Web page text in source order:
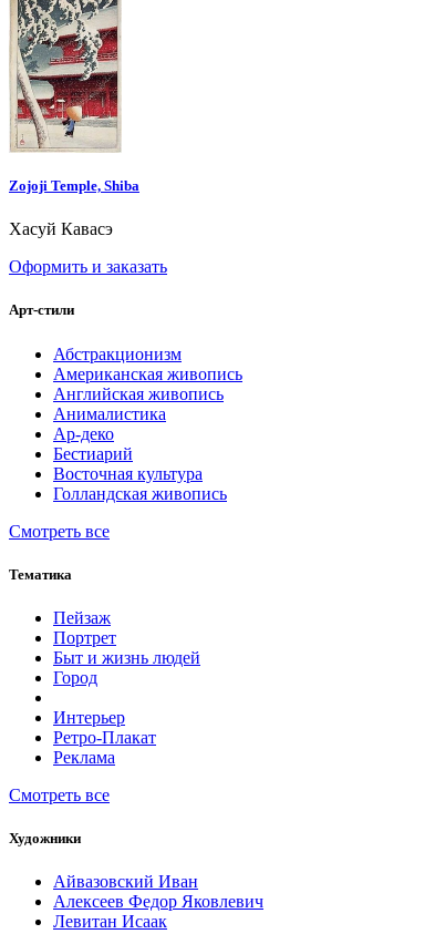
Zojoji Temple, Shiba
Хасуй Кавасэ
Оформить и заказать
Арт-стили
Абстракционизм
Американская живопись
Английская живопись
Анималистика
Ар-деко
Бестиарий
Восточная культура
Голландская живопись
Смотреть все
Тематика
Пейзаж
Портрет
Быт и жизнь людей
Город
Интерьер
Ретро-Плакат
Реклама
Смотреть все
Художники
Айвазовский Иван
Алексеев Федор Яковлевич
Левитан Исаак